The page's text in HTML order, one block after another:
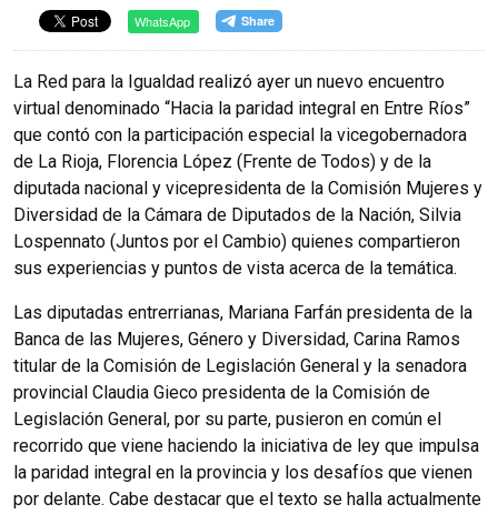
WhatsApp
La Red para la Igualdad realizó ayer un nuevo encuentro
virtual denominado “Hacia la paridad integral en Entre Ríos”
que contó con la participación especial la vicegobernadora
de La Rioja, Florencia López (Frente de Todos) y de la
diputada nacional y vicepresidenta de la Comisión Mujeres y
Diversidad de la Cámara de Diputados de la Nación, Silvia
Lospennato (Juntos por el Cambio) quienes compartieron
sus experiencias y puntos de vista acerca de la temática.
Las diputadas entrerrianas, Mariana Farfán presidenta de la
Banca de las Mujeres, Género y Diversidad, Carina Ramos
titular de la Comisión de Legislación General y la senadora
provincial Claudia Gieco presidenta de la Comisión de
Legislación General, por su parte, pusieron en común el
recorrido que viene haciendo la iniciativa de ley que impulsa
la paridad integral en la provincia y los desafíos que vienen
por delante. Cabe destacar que el texto se halla actualmente